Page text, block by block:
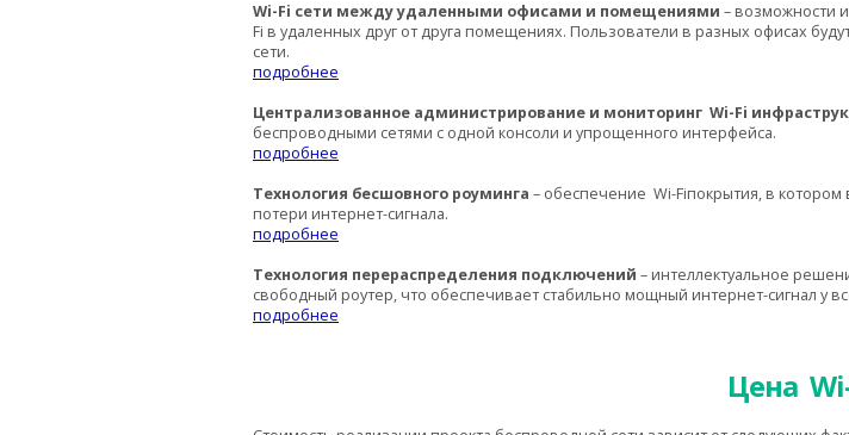
Wi-Fi сети между удаленными офисами и помещениями – возможности
Fi в удаленных друг от друга помещениях. Пользователи в разных офисах
сети.
подробнее
Централизованное администрирование и мониторинг Wi-Fi
беспроводными сетями с одной консоли и упрощенного интерфейса.
подробнее
Технология бесшовного роуминга – обеспечение Wi-Fiпокрытия, в
потери интернет-сигнала.
подробнее
Технология перераспределения подключений – интеллектуальное
свободный роутер, что обеспечивает стабильно мощный интернет-сигнал у
подробнее
ЦенаWi